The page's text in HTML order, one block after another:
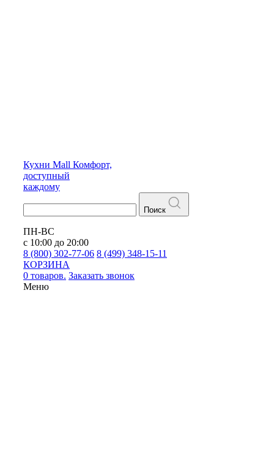
Кухни Mall Комфорт,
доступный
каждому
Поиск
ПН-ВС
с 10:00 до 20:00
8 (800) 302-77-06 8 (499) 348-15-11
КОРЗИНА
0 товаров. Заказать звонок
Меню